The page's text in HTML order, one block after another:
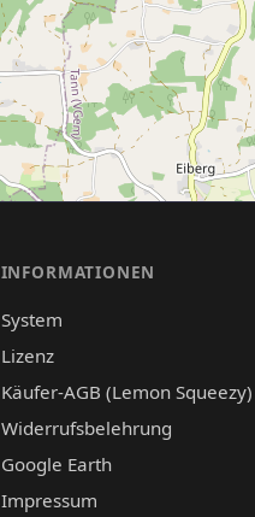
INFORMATIONEN
System
Lizenz
Käufer-AGB (Lemon Squeezy)
Widerrufsbelehrung
Google Earth
Impressum